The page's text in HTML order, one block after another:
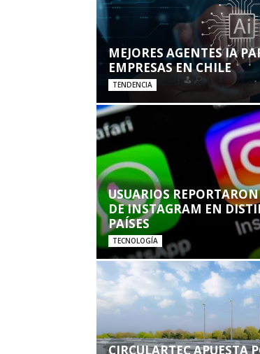
MEJORES AGENTES IA
EMPRESAS EN CHILE
TENDENCIA
USUARIOS
DE INSTAGRAM EN
PAÍSES
TECNOLOGÍA
CIRCULARTEC APUESTA